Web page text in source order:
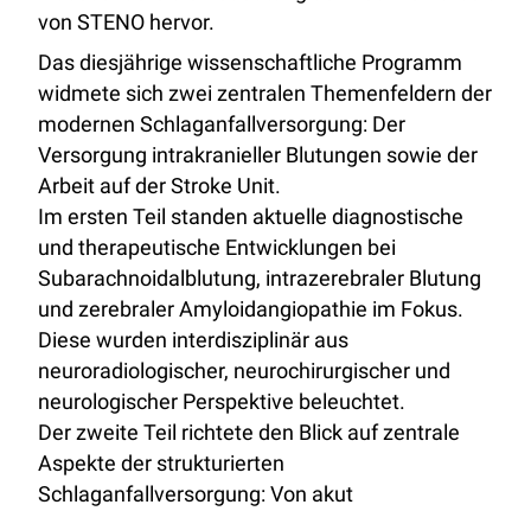
von STENO hervor.
Das diesjährige wissenschaftliche Programm
widmete sich zwei zentralen Themenfeldern der
modernen Schlaganfallversorgung: Der
Versorgung intrakranieller Blutungen sowie der
Arbeit auf der Stroke Unit.
Im ersten Teil standen aktuelle diagnostische
und therapeutische Entwicklungen bei
Subarachnoidalblutung, intrazerebraler Blutung
und zerebraler Amyloidangiopathie im Fokus.
Diese wurden interdisziplinär aus
neuroradiologischer, neurochirurgischer und
neurologischer Perspektive beleuchtet.
Der zweite Teil richtete den Blick auf zentrale
Aspekte der strukturierten
Schlaganfallversorgung: Von akut